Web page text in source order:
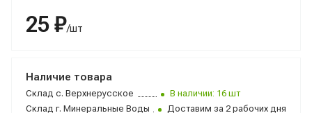
25 ₽/шт
Наличие товара
Склад с. Верхнерусское
В наличии: 16 шт
Склад г. Минеральные Воды Доставим за 2 рабочих дня